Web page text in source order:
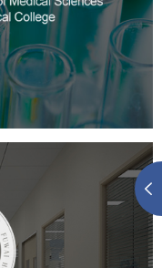
设
定制开发
站建设